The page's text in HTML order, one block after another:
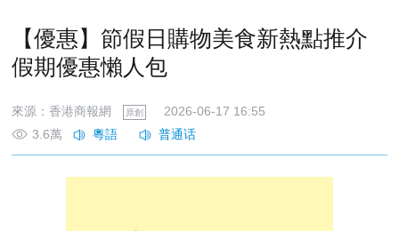
【優惠】節假日購物美食新熱點推介
假期優惠懶人包
來源：香港商報網 原創
2026-06-17 16:55
3.6萬